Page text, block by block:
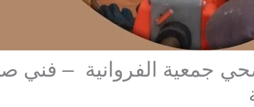
جمعية الفروانية – فني